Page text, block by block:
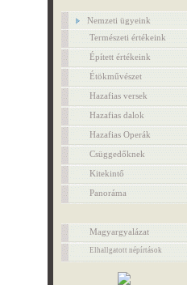
Nemzeti ügyeink
Természeti értékeink
Épített értékeink
Étökművészet
Hazafias versek
Hazafias dalok
Hazafias Operák
Csüggedőknek
Kitekintő
Panoráma
Magyargyalázat
Elhallgatott népírtások